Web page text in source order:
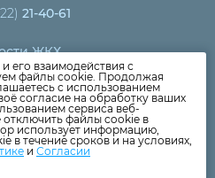
21-40-61
ЖКХ
компании
Дома
информации
его взаимодействия с
файлы cookie. Продолжая
с использованием
согласие на обработку ваших
сервиса веб-
файлы cookie в
использует информацию,
в течение сроков и на условиях,
и Согласии